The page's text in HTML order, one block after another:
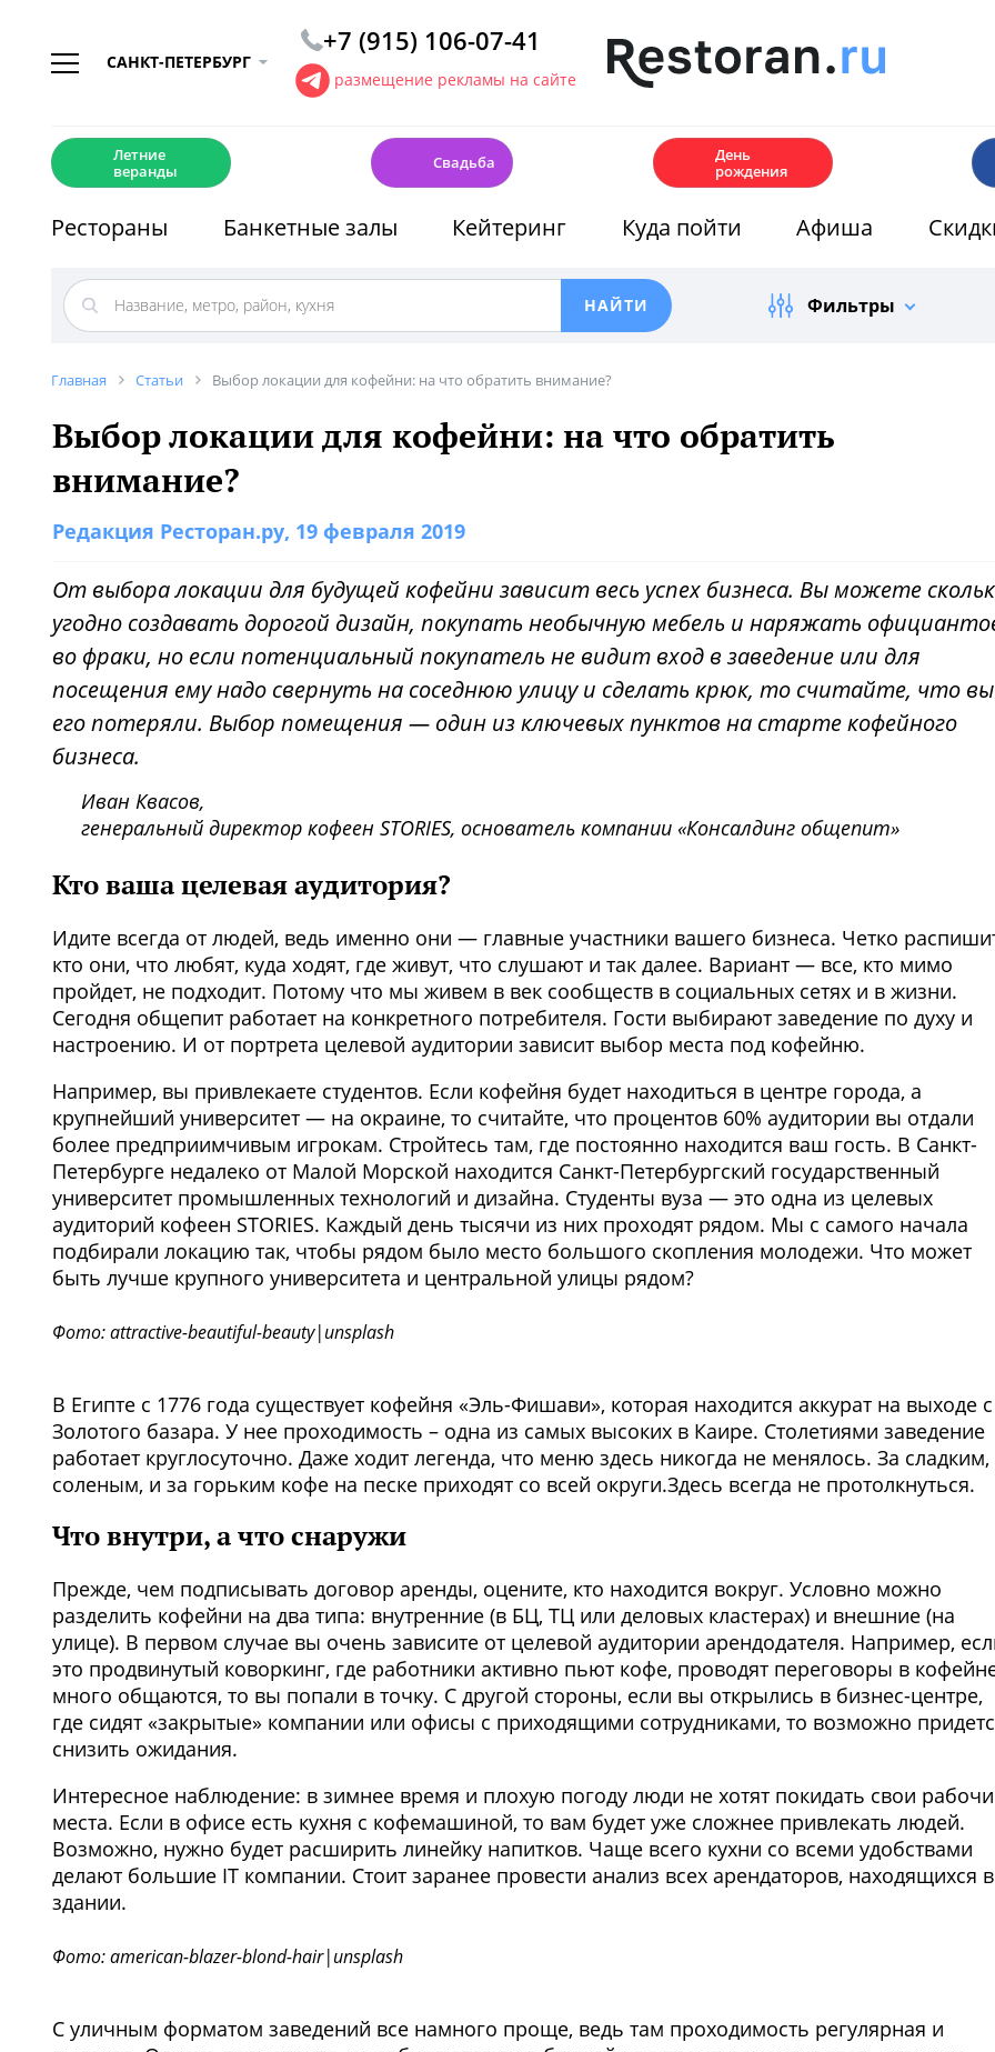
САНКТ-ПЕТЕРБУРГ
+7 (915) 106-07-41
размещение рекламы на сайте
Летние
веранды
Свадьба
День
рождения
Рестораны Банкетные залы Кейтеринг Куда пойти Афиша
Фильтры
Главная Статьи Выбор локации для кофейни: на что обратить внимание?
Выбор локации для кофейни: на что обратить
внимание?
Редакция Ресторан.ру, 19 февраля 2019
От выбора локации для будущей кофейни зависит весь успех бизнеса. Вы можете
угодно создавать дорогой дизайн, покупать необычную мебель и наряжать
во фраки, но если потенциальный покупатель не видит вход в заведение или для
посещения ему надо свернуть на соседнюю улицу и сделать крюк, то считайте, что вы
его потеряли. Выбор помещения — один из ключевых пунктов на старте кофейного
бизнеса.
Иван Квасов,
генеральный директор кофеен STORIES, основатель компании «Консалдинг общепит»
Кто ваша целевая аудитория?
Идите всегда от людей, ведь именно они — главные участники вашего бизнеса. Четко
кто они, что любят, куда ходят, где живут, что слушают и так далее. Вариант — все, кто мимо
пройдет, не подходит. Потому что мы живем в век сообществ в социальных сетях и в жизни.
Сегодня общепит работает на конкретного потребителя. Гости выбирают заведение по духу и
настроению. И от портрета целевой аудитории зависит выбор места под кофейню.
Например, вы привлекаете студентов. Если кофейня будет находиться в центре города, а
крупнейший университет — на окраине, то считайте, что процентов 60% аудитории вы отдали
более предприимчивым игрокам. Стройтесь там, где постоянно находится ваш гость. В Санкт-
Петербурге недалеко от Малой Морской находится Санкт-Петербургский государственный
университет промышленных технологий и дизайна. Студенты вуза — это одна из целевых
аудиторий кофеен STORIES. Каждый день тысячи из них проходят рядом. Мы с самого начала
подбирали локацию так, чтобы рядом было место большого скопления молодежи. Что может
быть лучше крупного университета и центральной улицы рядом?
Фото: attractive-beautiful-beauty|unsplash
В Египте с 1776 года существует кофейня «Эль-Фишави», которая находится аккурат на выходе с
Золотого базара. У нее проходимость – одна из самых высоких в Каире. Столетиями заведение
работает круглосуточно. Даже ходит легенда, что меню здесь никогда не менялось. За сладким,
соленым, и за горьким кофе на песке приходят со всей округи.Здесь всегда не протолкнуться.
Что внутри, а что снаружи
Прежде, чем подписывать договор аренды, оцените, кто находится вокруг. Условно можно
разделить кофейни на два типа: внутренние (в БЦ, ТЦ или деловых кластерах) и внешние (на
улице). В первом случае вы очень зависите от целевой аудитории арендодателя. Например,
это продвинутый коворкинг, где работники активно пьют кофе, проводят переговоры в
много общаются, то вы попали в точку. С другой стороны, если вы открылись в бизнес-центре,
где сидят «закрытые» компании или офисы с приходящими сотрудниками, то возможно
снизить ожидания.
Интересное наблюдение: в зимнее время и плохую погоду люди не хотят покидать свои
места. Если в офисе есть кухня с кофемашиной, то вам будет уже сложнее привлекать людей.
Возможно, нужно будет расширить линейку напитков. Чаще всего кухни со всеми удобствами
делают большие IT компании. Стоит заранее провести анализ всех арендаторов, находящихся в
здании.
Фото: american-blazer-blond-hair|unsplash
С уличным форматом заведений все намного проще, ведь там проходимость регулярная и